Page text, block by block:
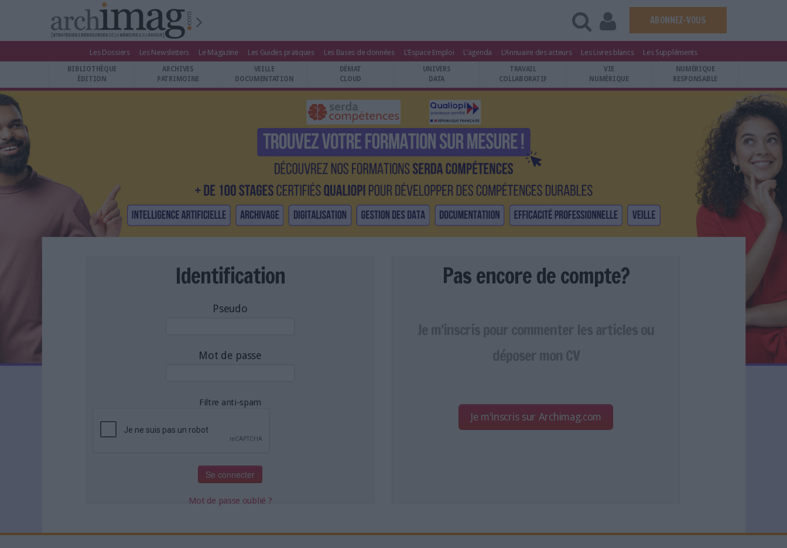
ABONNEZ-VOUS
BIBLIOTHÈQUE ÉDITION
ARCHIVES PATRIMOINE
VEILLE DOCUMENTATION
UNIVERS DATA
TRAVAIL COLLABORATIF
VIE NUMÉRIQUE
NUMÉRIQUE RESPONSABLE
L'ANNUAIRE DES ACTEURS
NOS OFFRES D'ABONNEMENTS
Les Dossiers Les Newsletters Le Magazine Les Guides pratiques Les Bases de données L'Espace Emploi L'agenda L'Annuaire des acteurs Les Livres blancs Les Suppléments
BIBLIOTHÈQUE
ÉDITION
ARCHIVES
PATRIMOINE
VEILLE
DOCUMENTATION
DÉMAT
CLOUD
UNIVERS
DATA
TRAVAIL
COLLABORATIF
VIE
NUMÉRIQUE
NUMÉRIQUE
RESPONSABLE
Identification
Pseudo
Mot de passe
Filtre anti-spam
Mot de passe oublié ?
Pas encore de compte?
Je m'inscris sur Archimag.com